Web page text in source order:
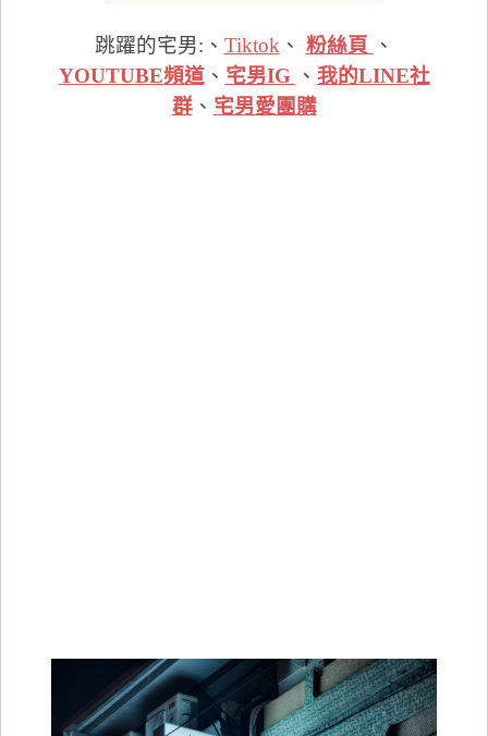
跳躍的宅男:、 Tiktok 、 粉絲頁
、
YOUTUBE頻道、 宅男IG 、 我的LINE社
群、 宅男愛團購